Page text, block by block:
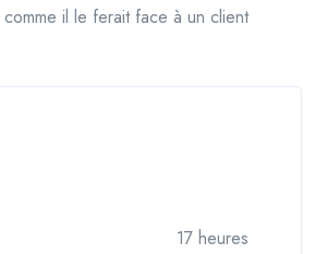
il le ferait face à un client
17 heures